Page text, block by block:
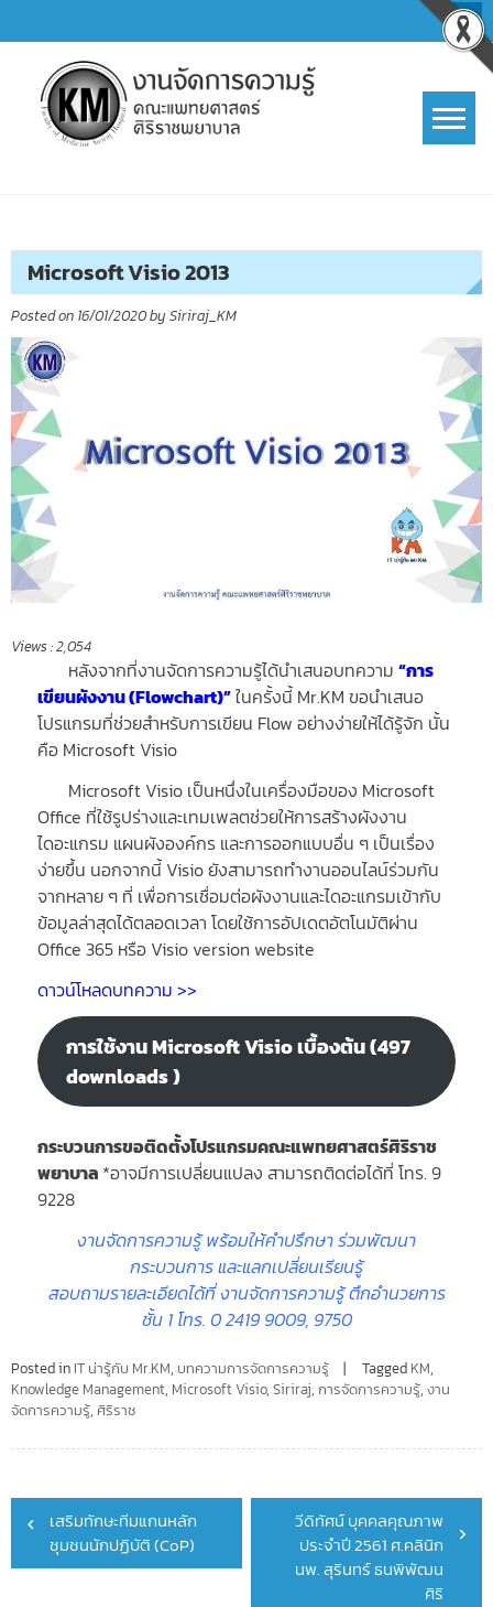
to
content
Microsoft Visio 2013
Posted on 16/01/2020by Siriraj_KM
Views :2,054
หลังจากที่งานจัดการความรู้ได้นำเสนอบทความ “การ
เขียนผังงาน (Flowchart)”ในครั้งนี้ Mr.KM ขอนำเสนอ
โปรแกรมที่ช่วยสำหรับการเขียน Flow อย่างง่ายให้ได้รู้จัก นั้น
คือ Microsoft Visio
Microsoft Visio เป็นหนึ่งในเครื่องมือของ Microsoft
Office ที่ใช้รูปร่างและเทมเพลตช่วยให้การสร้างผังงาน
ไดอะแกรม แผนผังองค์กร และการออกแบบอื่น ๆ เป็นเรื่อง
ง่ายขึ้น นอกจากนี้ Visio ยังสามารถทำงานออนไลน์ร่วมกัน
จากหลาย ๆ ที่ เพื่อการเชื่อมต่อผังงานและไดอะแกรมเข้ากับ
ข้อมูลล่าสุดได้ตลอดเวลา โดยใช้การอัปเดตอัตโนมัติผ่าน
Office 365 หรือ Visio version website
ดาวน์โหลดบทความ >>
การใช้งาน Microsoft Visio เบื้องต้น (497
downloads )
กระบวนการขอติดตั้งโปรแกรมคณะแพทยศาสตร์ศิริราช
พยาบาล *อาจมีการเปลี่ยนแปลง สามารถติดต่อได้ที่ โทร. 9
9228
งานจัดการความรู้ พร้อมให้คำปรึกษา ร่วมพัฒนา
กระบวนการ และแลกเปลี่ยนเรียนรู้
สอบถามรายละเอียดได้ที่ งานจัดการความรู้ ตึกอำนวยการ
ชั้น 1 โทร. 0 2419 9009, 9750
Posted in IT น่ารู้กับ Mr.KM, บทความการจัดการความรู้ Tagged KM,
Knowledge Management, Microsoft Visio, Siriraj, การจัดการความรู้, งาน
จัดการความรู้, ศิริราช
Post
navigation
เสริมทักษะทีมแกนหลัก
ชุมชนนักปฏิบัติ (CoP)
วีดิทัศน์ บุคคลคุณภาพ
ประจำปี 2561 ศ.คลินิก
นพ. สุรินทร์ ธนพิพัฒน
ศิริ